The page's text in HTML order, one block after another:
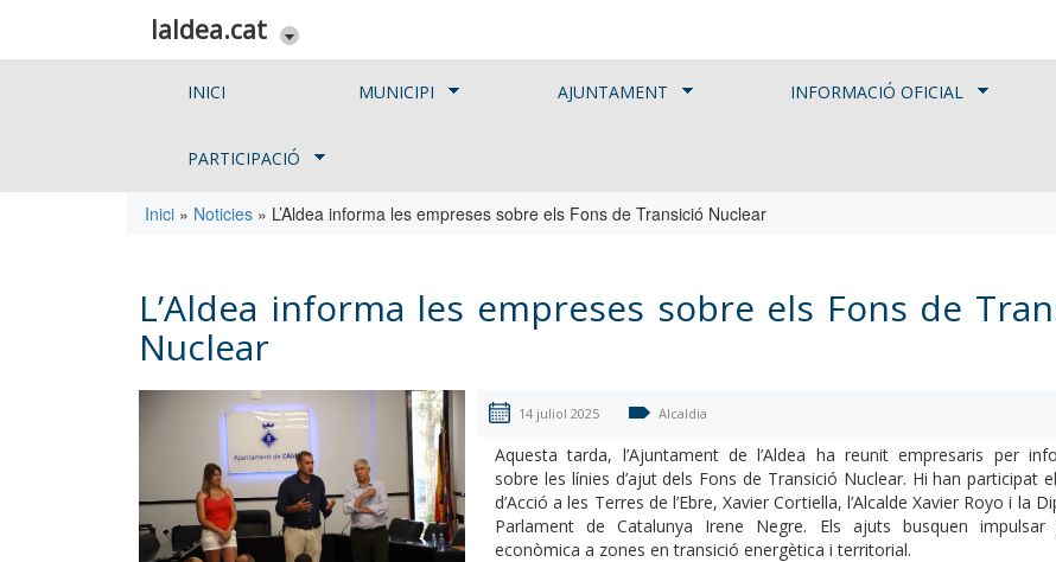
laldea.cat
INICI MUNICIPI AJUNTAMENT INFORMACIÓ OFICIAL
PARTICIPACIÓ
Esteu aquí
Inici » Noticies » L’Aldea informa les empreses sobre els Fons de Transició Nuclear
L’Aldea informa les empreses sobre els Fons de
Nuclear
14 juliol 2025 Alcaldia
Aquesta tarda, l’Ajuntament de l’Aldea ha reunit empresaris per
sobre les línies d’ajut dels Fons de Transició Nuclear. Hi han participat
d’Acció a les Terres de l’Ebre, Xavier Cortiella, l’Alcalde Xavier Royo i la
Parlament de Catalunya Irene Negre. Els ajuts busquen impulsar
econòmica a zones en transició energètica i territorial.